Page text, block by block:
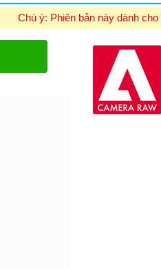
Chú ý: Phiên bản này dành cho